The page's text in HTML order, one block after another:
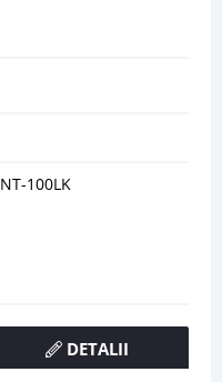
100LK
DETALII